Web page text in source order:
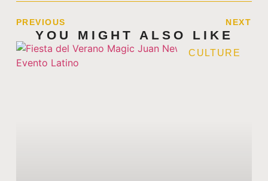
PREVIOUS NEXT
YOU MIGHT ALSO LIKE
CULTURE